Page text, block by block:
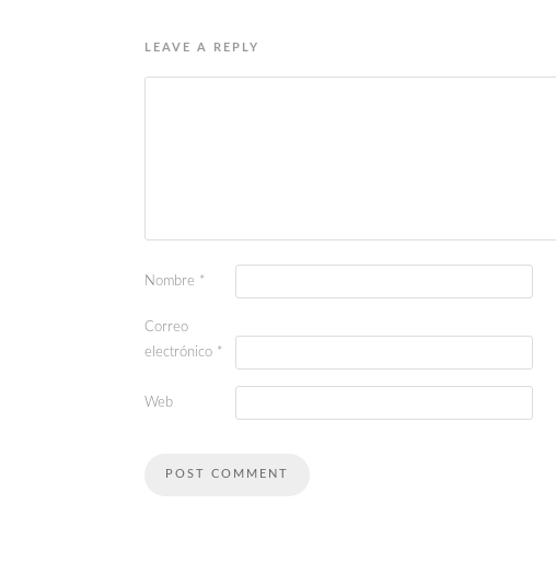
LEAVE A REPLY
Nombre *
Correo
electrónico *
Web